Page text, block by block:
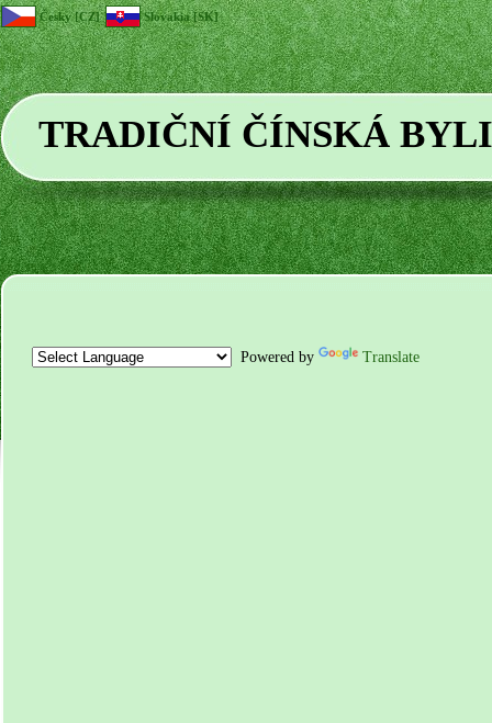
TRADIČNÍ ČÍNSKÁ
Česky [CZ] Slovakia [SK]
Powered by Translate